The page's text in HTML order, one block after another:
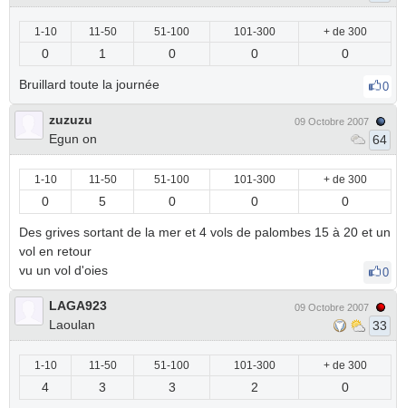
1-10 11-50 51-100 101-300 + de 300
0 1 0 0 0
Bruillard toute la journée 0
zuzuzu
Egun on
09 Octobre 2007
64
1-10 11-50 51-100 101-300 + de 300
0 5 0 0 0
Des grives sortant de la mer et 4 vols de palombes 15 à 20 et un
vol en retour
vu un vol d'oies
0
LAGA923
Laoulan
09 Octobre 2007
33
1-10 11-50 51-100 101-300 + de 300
4 3 3 2 0